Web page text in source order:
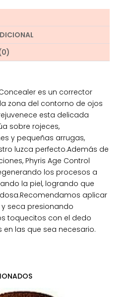
es un corrector
zona del contorno de ojos
esta delicada
sobre rojeces,
y pequeñas arrugas,
luzca perfecto.Además de
Phyris Age Control
los procesos a
la piel, logrando que
aplicar
seca presionando
toquecitos con el dedo
en las que sea necesario.